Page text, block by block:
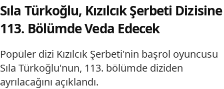
Sıla Türkoğlu, Kızılcık Şerbeti Dizisine
113. Bölümde Veda Edecek
Popüler dizi Kızılcık Şerbeti'nin başrol oyuncusu
Sıla Türkoğlu'nun, 113. bölümde diziden
ayrılacağını açıklandı.